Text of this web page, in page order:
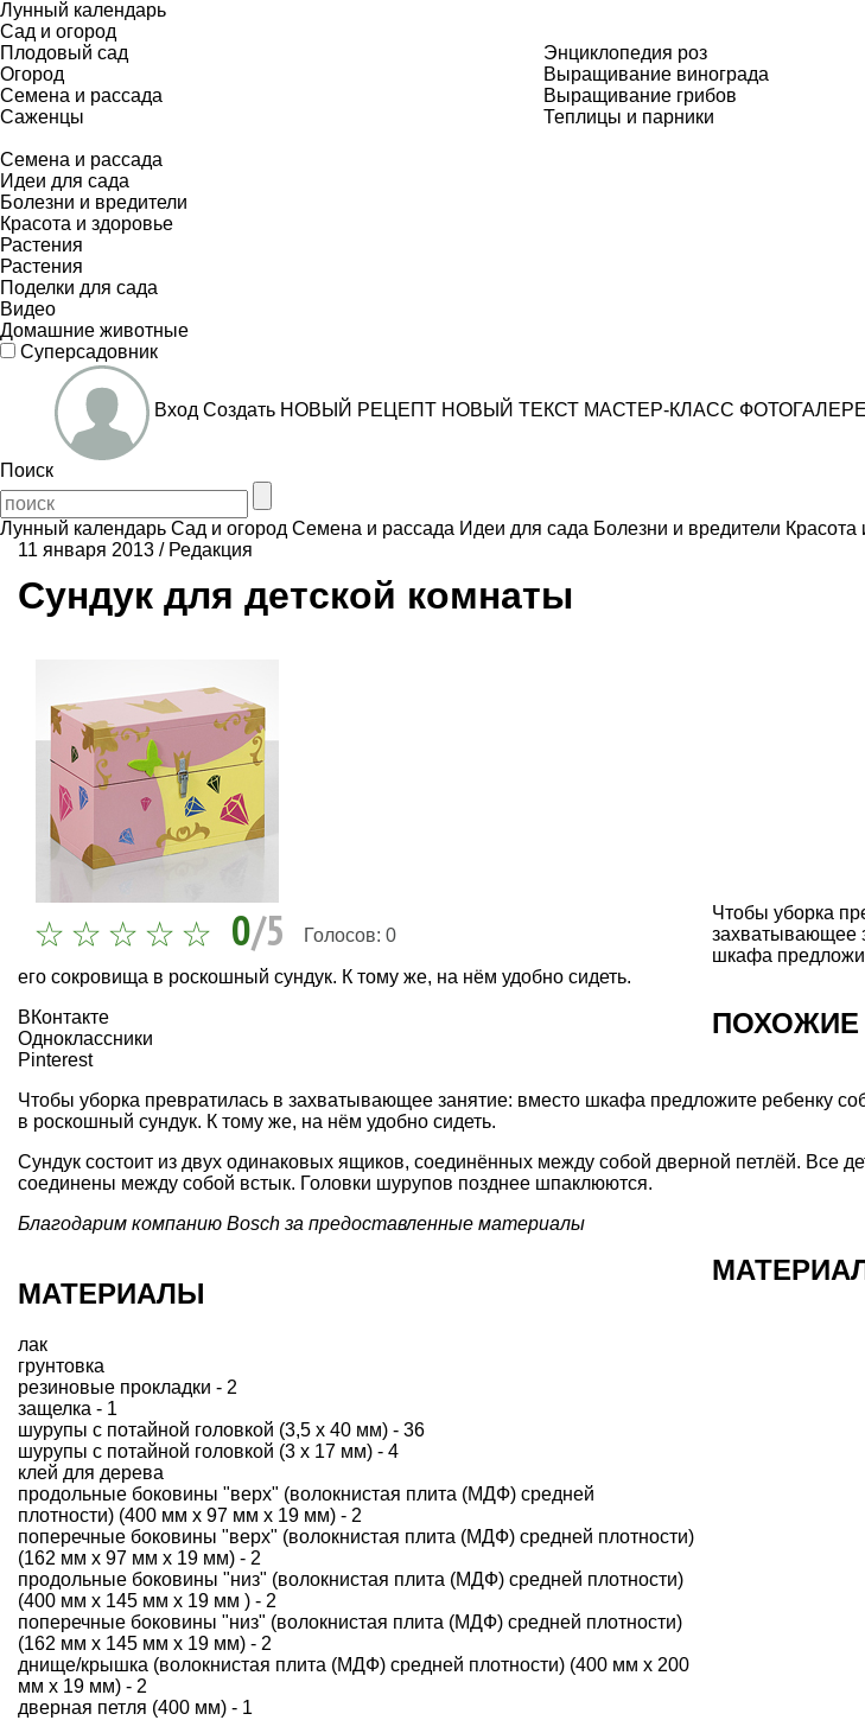
Лунный календарь
Сад и огород
Плодовый сад
Огород
Семена и рассада
Саженцы
Энциклопедия роз
Выращивание винограда
Выращивание грибов
Теплицы и парники
Семена и рассада
Идеи для сада
Болезни и вредители
Красота и здоровье
Растения
Растения
Поделки для сада
Видео
Домашние животные
Суперсадовник
Вход Создать НОВЫЙ РЕЦЕПТ НОВЫЙ ТЕКСТ МАСТЕР-КЛАСС
Поиск
Лунный календарь Сад и огород Семена и рассада Идеи для сада Болезни и вредители Красота
11 января 2013 / Редакция
Сундук для детской комнаты
0/5 Голосов: 0
Чтобы уборка
захватывающее
шкафа
его сокровища в роскошный сундук. К тому же, на нём удобно сидеть.
ВКонтакте
Одноклассники
Pinterest
Чтобы уборка превратилась в захватывающее занятие: вместо шкафа предложите ребенку
в роскошный сундук. К тому же, на нём удобно сидеть.
Сундук состоит из двух одинаковых ящиков, соединённых между собой дверной петлёй. Все
соединены между собой встык. Головки шурупов позднее шпаклюются.
Благодарим компанию Bosch за предоставленные материалы
МАТЕРИАЛЫ
лак
грунтовка
резиновые прокладки - 2
защелка - 1
шурупы с потайной головкой (3,5 x 40 мм) - 36
шурупы с потайной головкой (3 x 17 мм) - 4
клей для дерева
продольные боковины "верх" (волокнистая плита (МДФ) средней
плотности) (400 мм х 97 мм х 19 мм) - 2
поперечные боковины "верх" (волокнистая плита (МДФ) средней плотности)
(162 мм х 97 мм х 19 мм) - 2
продольные боковины "низ" (волокнистая плита (МДФ) средней плотности)
(400 мм х 145 мм х 19 мм ) - 2
поперечные боковины "низ" (волокнистая плита (МДФ) средней плотности)
(162 мм х 145 мм х 19 мм) - 2
днище/крышка (волокнистая плита (МДФ) средней плотности) (400 мм х 200
мм х 19 мм) - 2
дверная петля (400 мм) - 1
ПОХОЖИЕ